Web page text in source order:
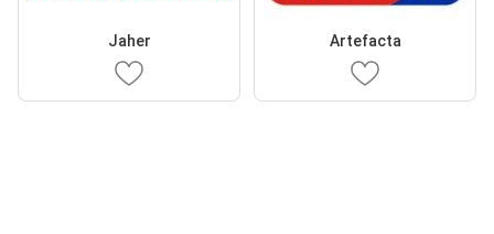
Jaher Artefacta